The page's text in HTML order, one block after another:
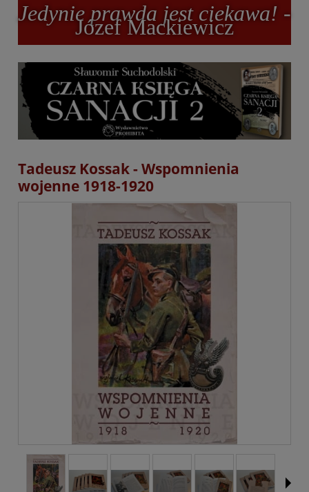
Jedynie prawda jest ciekawa! -
Józef Mackiewicz
Tadeusz Kossak - Wspomnienia
wojenne 1918-1920